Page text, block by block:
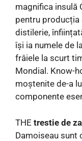
magnifica insulă
pentru producția
distilerie,
își ia numele de
frâiele la scurt
Mondial. Know-
moștenite de-a
componente
THE trestie de
Damoiseau sunt